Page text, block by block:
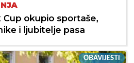
okupio sportaše,
i ljubitelje pasa
OBAVIJESTI